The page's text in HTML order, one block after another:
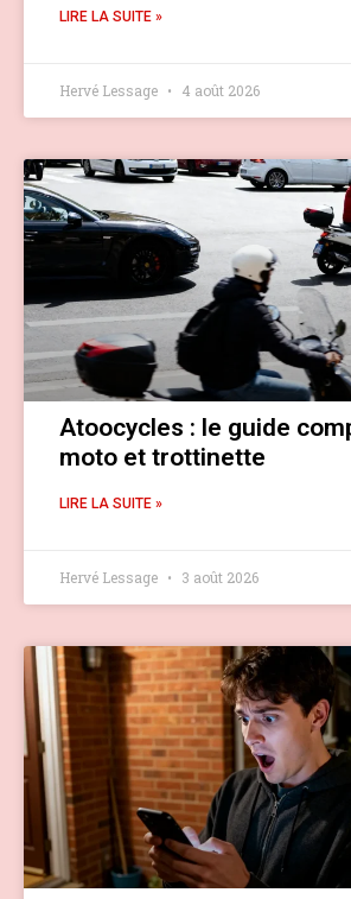
LIRE LA SUITE »
Hervé Lessage 4 août 2026
Atoocycles : le guide
moto et trottinette
LIRE LA SUITE »
Hervé Lessage 3 août 2026